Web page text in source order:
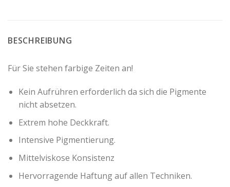
BESCHREIBUNG
Für Sie stehen farbige Zeiten an!
Kein Aufrühren erforderlich da sich die Pigmente
nicht absetzen.
Extrem hohe Deckkraft.
Intensive Pigmentierung.
Mittelviskose Konsistenz
Hervorragende Haftung auf allen Techniken.